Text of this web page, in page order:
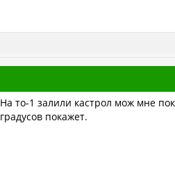
На то-1 залили кастрол мож мне
градусов покажет.